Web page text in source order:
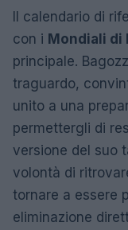
Il calendario di
con i Mondiali di
principale.
traguardo,
unito a una
permettergli di
versione del suo
volontà di
tornare a essere
eliminazione